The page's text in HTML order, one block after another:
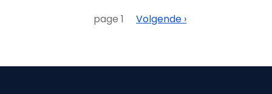
Paginering
page 1 Volgende
Volgende ›